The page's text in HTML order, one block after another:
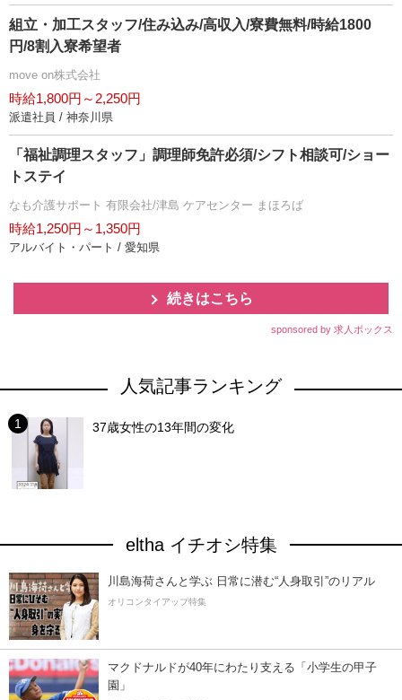
組立・加工スタッフ/住み込み/高収入/寮費無料/時給1800
円/8割入寮希望者
move on株式会社
時給1,800円～2,250円
派遣社員 / 神奈川県
「福祉調理スタッフ」調理師免許必須/シフト相談可/ショー
トステイ
なも介護サポート 有限会社/津島 ケアセンター まほろば
時給1,250円～1,350円
アルバイト・パート / 愛知県
続きはこちら
sponsored by 求人ボックス
人気記事ランキング
37歳女性の13年間の変化
eltha イチオシ特集
川島海荷さんと学ぶ 日常に潜む“人身取引”のリアル
オリコンタイアップ特集
マクドナルドが40年にわたり支える「小学生の甲子
園」